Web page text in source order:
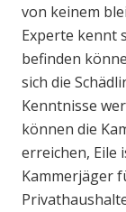
von keinem
Experte kennt
befinden
sich die
Kenntnisse
können die
erreichen, Eile
Kammerjäger